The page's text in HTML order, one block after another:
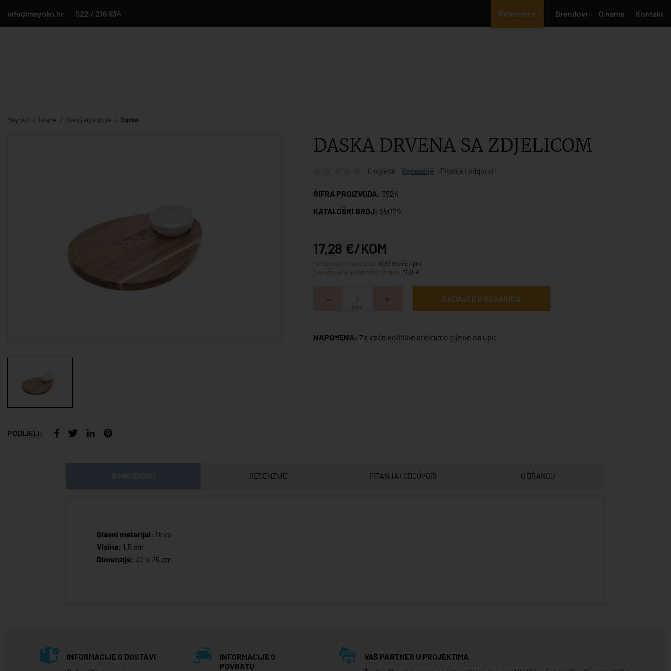
info@mayoko.hr 022 / 216 634 Reference Brendovi O nama Kontakt
Mayoko Leone Serviranje stola Daske
PODIJELI:
DASKA DRVENA SA ZDJELICOM
0 ocjena Recenzije Pitanja i odgovori
ŠIFRA PROIZVODA: 3524
KATALOŠKI BROJ: S5029
17,28 €/KOM
13,82 €/kom + pdv
17,28 €
kom
DODAJTE U KOŠARICU
NAPOMENA: Za veće količine kreiramo cijene na upit
RECENZIJE PITANJA I ODGOVORI O BRANDU
Glavni materijal: Drvo
Visina: 1,5 cm
Dimenzije: 32 x 26 cm
INFORMACIJE O DOSTAVI
INFORMACIJE O
POVRATU
VAŠ PARTNER U PROJEKTIMA